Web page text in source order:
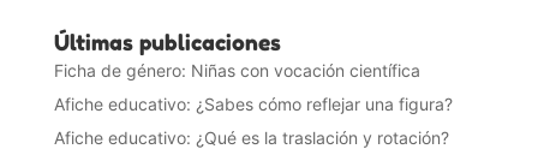
Últimas publicaciones
Ficha de género: Niñas con vocación científica
Afiche educativo: ¿Sabes cómo reflejar una figura?
Afiche educativo: ¿Qué es la traslación y rotación?